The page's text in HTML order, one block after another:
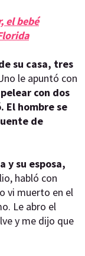
el bebé
su casa, tres
le apuntó con
con dos
El hombre se
de
y su esposa,
habló con
vi muerto en el
Le abro el
y me dijo que